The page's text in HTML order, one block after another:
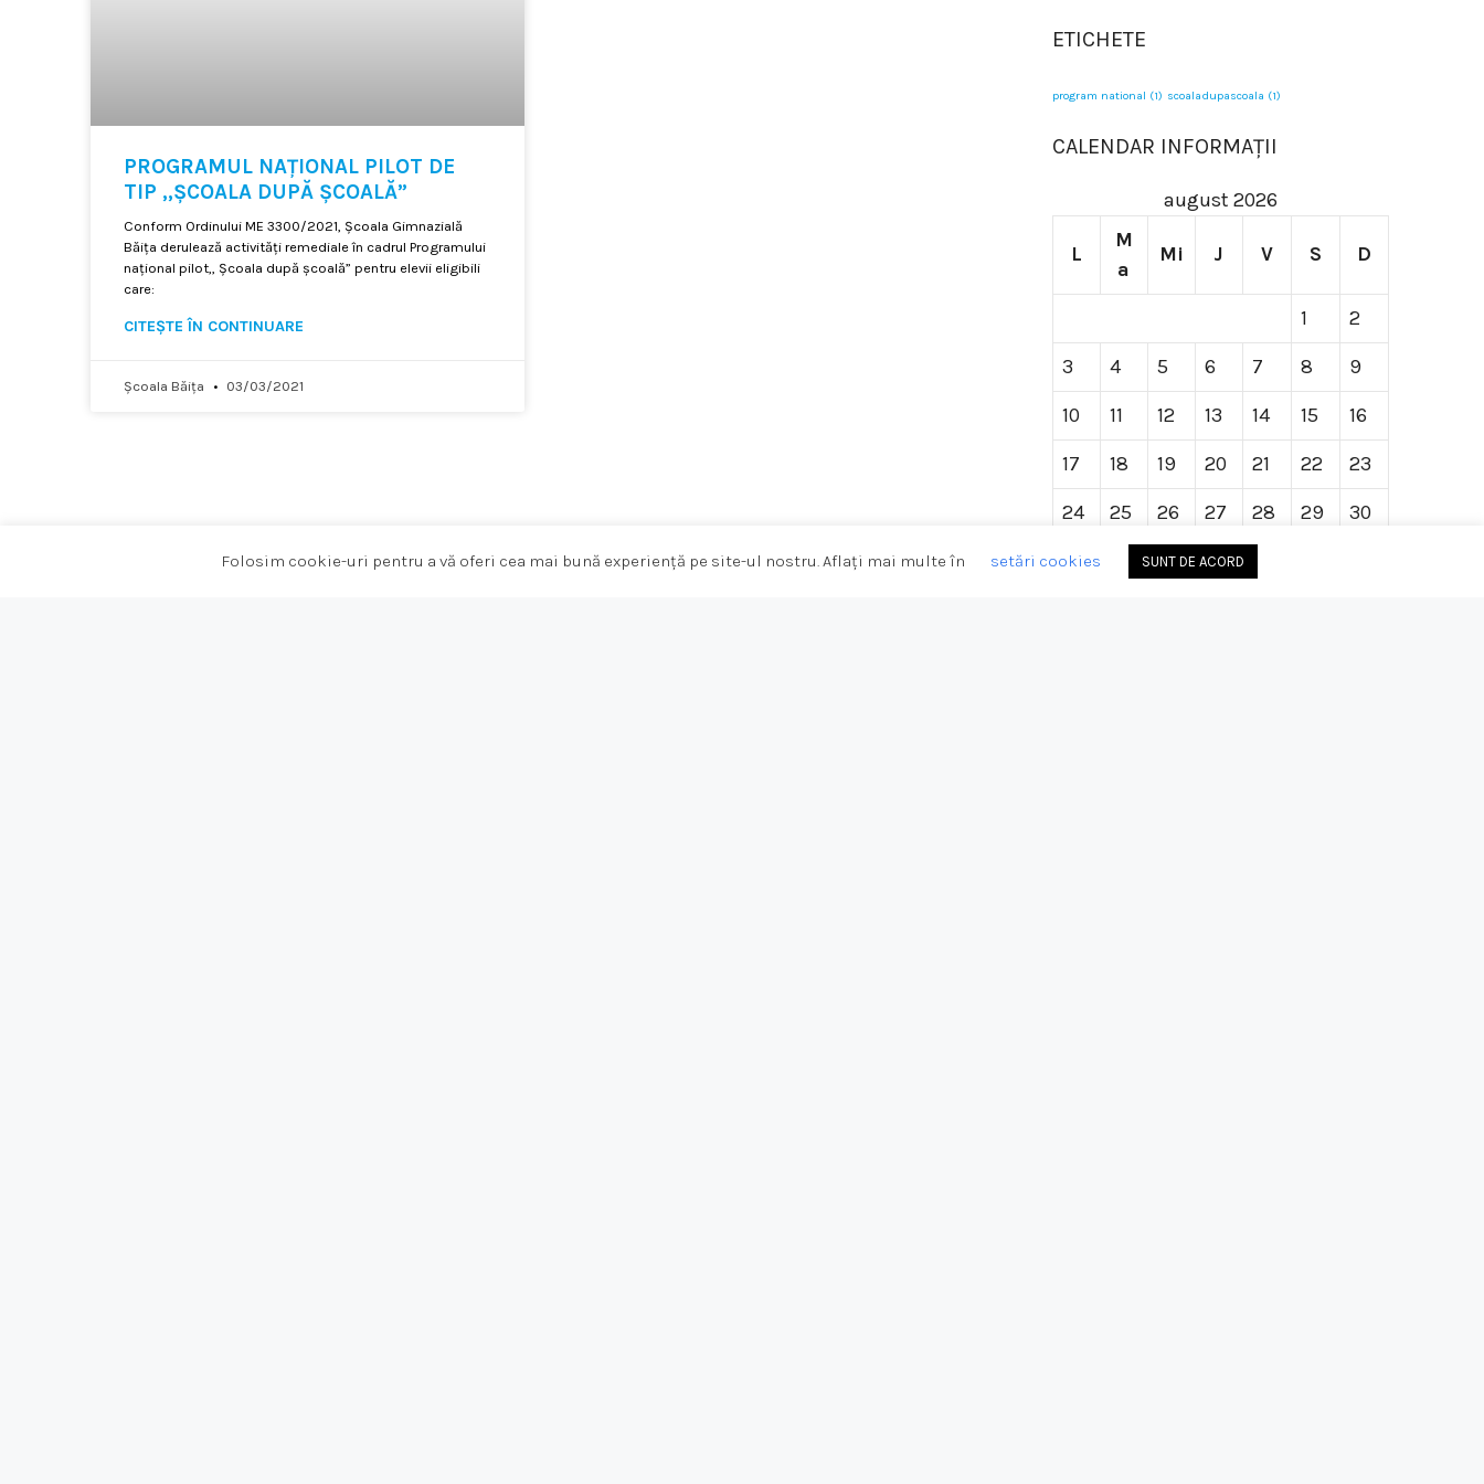
PROGRAMUL NAȚIONAL PILOT DE
TIP ,,ȘCOALA DUPĂ ȘCOALĂ”
Conform Ordinului ME 3300/2021, Școala Gimnazială
Băița derulează activități remediale în cadrul Programului
național pilot,, Școala după școală” pentru elevii eligibili
care:
CITEȘTE ÎN CONTINUARE
Școala Băița 03/03/2021
ETICHETE
program national (1) scoaladupascoala (1)
CALENDAR INFORMAȚII
august 2026
L
M
a
Mi J V S D
1
2
3
4 5 6 7 8
9
10
11 12 13 14 15
16
17
18 19 20 21 22
23
24
25 26 27 28 29
30
31
Folosim cookie-uri pentru a vă oferi cea mai bună experiență pe site-ul nostru. Aflați mai multe în setări cookies SUNT DE ACORD